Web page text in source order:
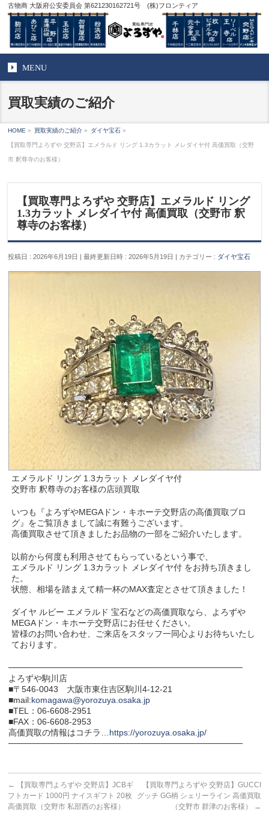
古物商 大阪府公安委員会 第621230162721号 (株)フロンティア
MENU
買取実績のご紹介
HOME » 買取実績のご紹介 » ダイヤ宝石 »
【買取専門よろずや 交野店】エメラルド リング 1.3カラット メレダイヤ付 高価買取（交野
市 釈尊寺のお客様）
【買取専門よろずや 交野店】エメラルド リング
1.3カラット メレダイヤ付 高価買取（交野市 釈
尊寺のお客様）
投稿日 : 2026年6月19日 最終更新日時 : 2026年5月19日 カテゴリー : ダイヤ宝石
エメラルド リング 1.3カラット メレダイヤ付
交野市 釈尊寺のお客様の店頭買取
いつも『よろずやMEGAドン・キホーテ交野店の高価買取ブロ
グ』をご覧頂きまして誠に有難うございます。
高価買取させて頂きましたお品物の一部をご紹介いたします。
以前から何度も利用させてもらっているという事で、
エメラルド リング 1.3カラット メレダイヤ付 をお持ち頂きまし
た。
状態、相場を踏まえて精一杯のMAX査定とさせて頂きました！
ダイヤ ルビー エメラルド 宝石などの高価買取なら、よろずや
MEGAドン・キホーテ交野店にお任せください。
皆様のお問い合わせ、ご来店をスタッフ一同心よりお待ちいたし
ております。
───────────────────────────────────────
よろずや駒川店
■〒546-0043 大阪市東住吉区駒川4-12-21
■mail:komagawa@yorozuya.osaka.jp
■TEL：06-6608-2951
■FAX：06-6608-2953
高価買取の情報はコチラ…https://yorozuya.osaka.jp/
───────────────────────────────────────
←
【買取専門よろずや 交野店】JCBギ
フトカード 1000円 ナイスギフト 20枚
高価買取（交野市 私部西のお客様）
【買取専門よろずや 交野店】GUCCI
グッチ GG柄 シェリーライン 高価買取
（交野市 群津のお客様）
→